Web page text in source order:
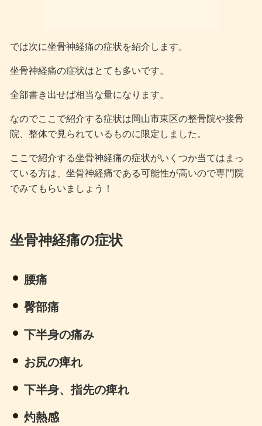
では次に坐骨神経痛の症状を紹介します。
坐骨神経痛の症状はとても多いです。
全部書き出せば相当な量になります。
なのでここで紹介する症状は岡山市東区の整骨院や接骨
院、整体で見られているものに限定しました。
ここで紹介する坐骨神経痛の症状がいくつか当てはまっ
ている方は、坐骨神経痛である可能性が高いので専門院
でみてもらいましょう！
坐骨神経痛の症状
腰痛
臀部痛
下半身の痛み
お尻の痺れ
下半身、指先の痺れ
灼熱感